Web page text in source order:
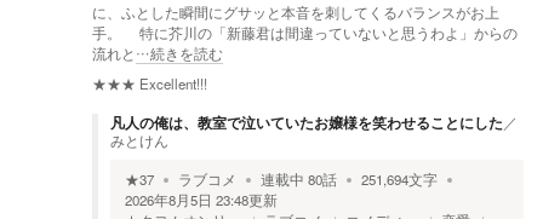
に、ふとした瞬間にグサッと本音を刺してくるバランスがお上
手。 特に芥川の「新藤君は間違っていないと思うわよ」からの
流れと …続きを読む
★★★ Excellent!!!
凡人の俺は、教室で泣いていたお嬢様を笑わせることにした ／
みとけん
★37 ラブコメ 連載中 80話 251,694文字
2026年8月5日 23:48更新